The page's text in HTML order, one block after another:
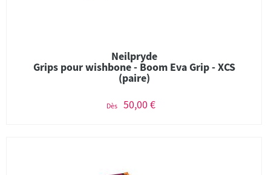
Neilpryde
Grips pour wishbone - Boom Eva Grip - XCS
(paire)
Dès 50,00 €